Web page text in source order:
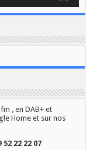
, en DAB+ et
Home et sur nos
52 22 22 07